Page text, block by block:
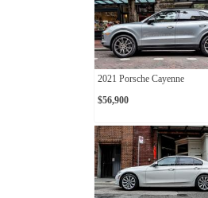
2021 Porsche Cayenne
$56,900